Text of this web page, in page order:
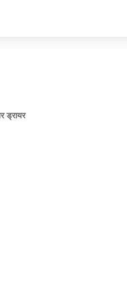
ड्रायर